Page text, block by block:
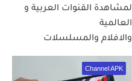
لمشاهدة القنوات العربية و
العالمية
والافلام والمسلسلات
Channel APK